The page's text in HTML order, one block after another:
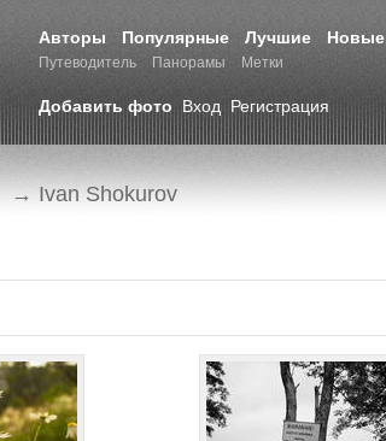
Авторы Популярные Лучшие Новые
Путеводитель Панорамы Метки
Добавить фото Вход Регистрация
→ Ivan Shokurov